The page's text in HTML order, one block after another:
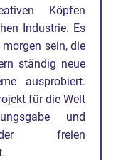
Köpfen
Industrie. Es
sein, die
ständig neue
ausprobiert.
für die Welt
und
der freien